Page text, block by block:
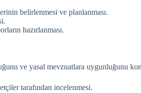
belirlenmesi ve planlanması.
hazırlanması.
ve yasal mevzuatlara uygunluğunu
tarafından incelenmesi.